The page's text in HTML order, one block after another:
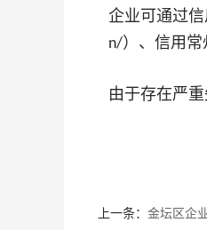
企业可通过
n/）、信用常
由于存在严
上一条： 金坛区企